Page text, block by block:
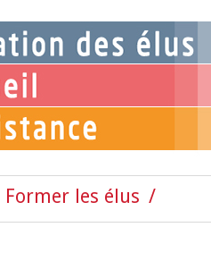
Former les élus